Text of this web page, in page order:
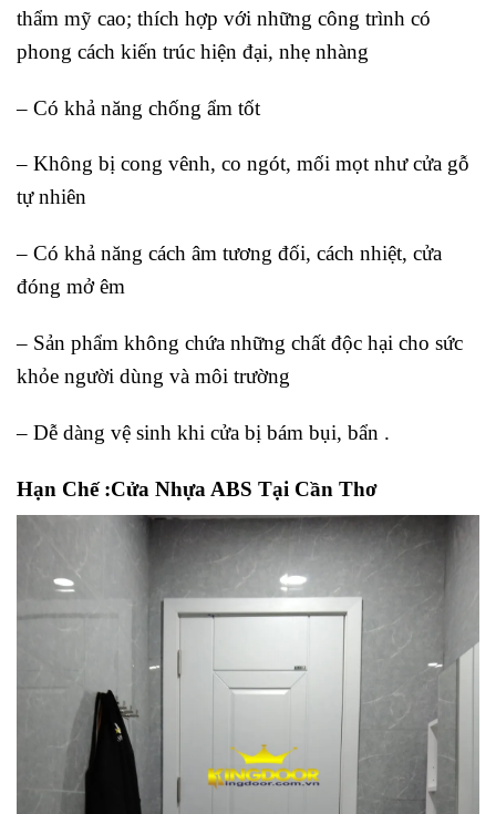
thẩm mỹ cao; thích hợp với những công trình có
phong cách kiến trúc hiện đại, nhẹ nhàng
– Có khả năng chống ẩm tốt
– Không bị cong vênh, co ngót, mối mọt như cửa gỗ
tự nhiên
– Có khả năng cách âm tương đối, cách nhiệt, cửa
đóng mở êm
– Sản phẩm không chứa những chất độc hại cho sức
khỏe người dùng và môi trường
– Dễ dàng vệ sinh khi cửa bị bám bụi, bẩn .
Hạn Chế :Cửa Nhựa ABS Tại Cần Thơ